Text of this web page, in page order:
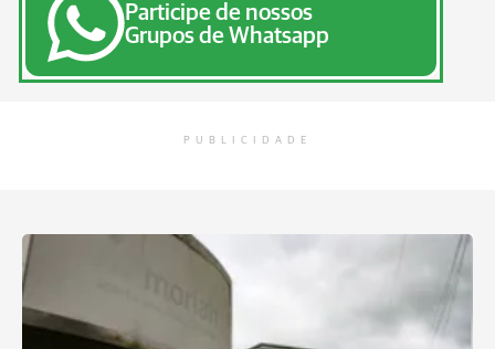
Participe de nossos
Grupos de Whatsapp
PUBLICIDADE